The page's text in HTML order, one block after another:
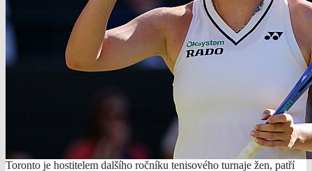
Toronto je hostitelem dalšího ročníku tenisového turnaje žen, patří